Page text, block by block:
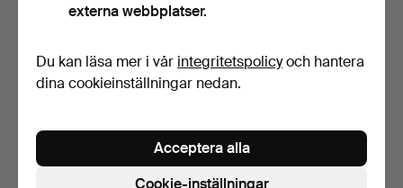
FÖREMÅL.
1 bud
PLÄTERADE LJUSSTAKAR.
3 dagar
Värdering
externa webbplatser.
Du kan läsa mer i vår integritetspolicyoch hantera
dina cookieinställningar nedan.
Cookie-inställningar
Acceptera alla